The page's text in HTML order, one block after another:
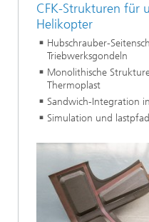
CFK-Strukturen für
Helikopter
Hubschrauber-
Triebwerksgondeln
Monolithische
Thermoplast
Sandwich-Integration
Simulation und